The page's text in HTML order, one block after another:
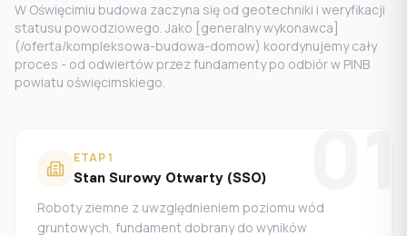
W Oświęcimiu budowa zaczyna się od geotechniki i weryfikacji
statusu powodziowego. Jako [generalny wykonawca]
(/oferta/kompleksowa-budowa-domow) koordynujemy cały
proces - od odwiertów przez fundamenty po odbiór w PINB
powiatu oświęcimskiego.
ETAP1
Stan Surowy Otwarty (SSO)
Roboty ziemne z uwzględnieniem poziomu wód
gruntowych, fundament dobrany do wyników